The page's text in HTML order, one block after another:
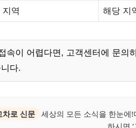
지역 해당 지
속이 어렵다면, 고객센터에 문의
다.
차로 신문
세상의 모든 소식을 한눈에